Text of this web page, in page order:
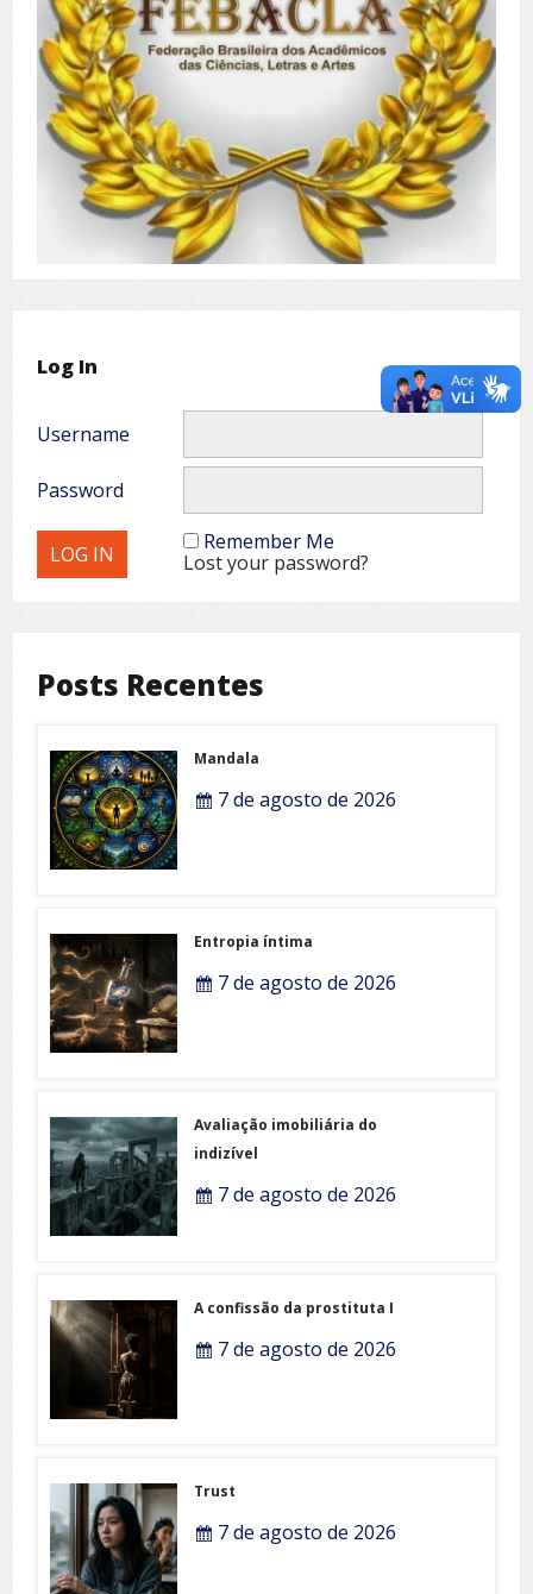
Log In
Username
Password
Remember Me
Lost your password?
Posts Recentes
Mandala
7 de agosto de 2026
Entropia íntima
7 de agosto de 2026
Avaliação imobiliária do
indizível
7 de agosto de 2026
A confissão da prostituta I
7 de agosto de 2026
Trust
7 de agosto de 2026